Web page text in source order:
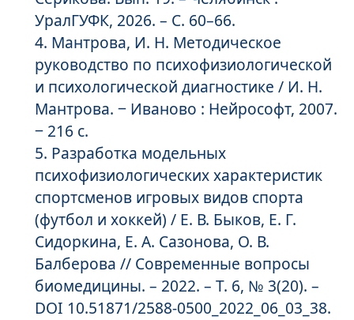
УралГУФК, 2026. – С. 60–66.
Мантрова, И. Н. Методическое
руководство по психофизиологической
и психологической диагностике / И. Н.
Мантрова. ‒ Иваново : Нейрософт, 2007.
‒ 216 с.
Разработка модельных
психофизиологических характеристик
спортсменов игровых видов спорта
(футбол и хоккей) / Е. В. Быков, Е. Г.
Сидоркина, Е. А. Сазонова, О. В.
Балберова // Современные вопросы
биомедицины. – 2022. – Т. 6, № 3(20). –
DOI 10.51871/2588-0500_2022_06_03_38.